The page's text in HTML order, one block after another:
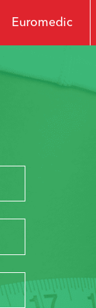
Euromedic